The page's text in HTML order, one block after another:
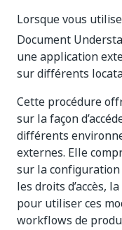
Lorsque vous
Document
une application
sur différents
Cette procédure
sur la façon
différents
externes. Elle
sur la
les droits d’accès,
pour utiliser ces
workflows de